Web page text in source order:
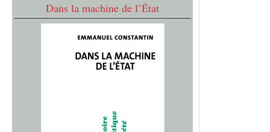
Dans la machine de l’État